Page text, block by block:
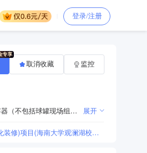
登录/注册
普通机械设备，空调制冷，水电安装，非标加工，管道安装，泡沫灭火系统和带自控功能的消防给水系统，蒸气锅炉，各类压力容器（不包括球罐现场组装），建筑机电安装工程专业承包壹级，机电安装工程施工总承包贰级，房屋建筑工程施工总承包壹级，地基与基础工程专业承包壹级，建筑幕墙工程专业承包壹级，电子与智能化工程专业承包壹级，消防设施工程专业承包壹级，防水防腐保温工程专业承包壹级，建筑装修装饰工程专业承包壹级，市政公用工程施工总承包贰级，管道工程专业承包贰级，钢结构工程专业承包贰级（以上项目凭许可证经营），铺面租赁，建筑电气，制冷设备销售,房屋拆迁及拆迁服务，石油化工工程施工总承包叁级，起重设备安装工程专业承包叁级，城市及道路照明工程专业承包叁级，水利水电工程施工总承包叁级，河湖整治工程专业承包叁级，公路工程施工总承包叁级，公路路面工程专业承包叁级，建设工程管理服务，代建管理服务，水电安装，电缆沟施工，电力线路迁移及变电站安装，园林绿化工程施工。 展开
[海南大学观澜湖校区教学及生活服务设施(三期)项目—学生宿舍+留学生公寓组团-暂估价项目(E区二次深化装修)项目(海南大学观澜湖校区教学及生活服务设施(三期)项目—学生宿舍+留学生公寓组团-暂估价项目(E区二次深化装修))中标候选人公示更正]
取消收藏 监控